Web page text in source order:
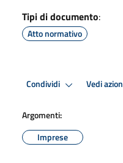
Tipi di documento:
Atto normativo
Condividi Vedi
Argomenti:
Imprese